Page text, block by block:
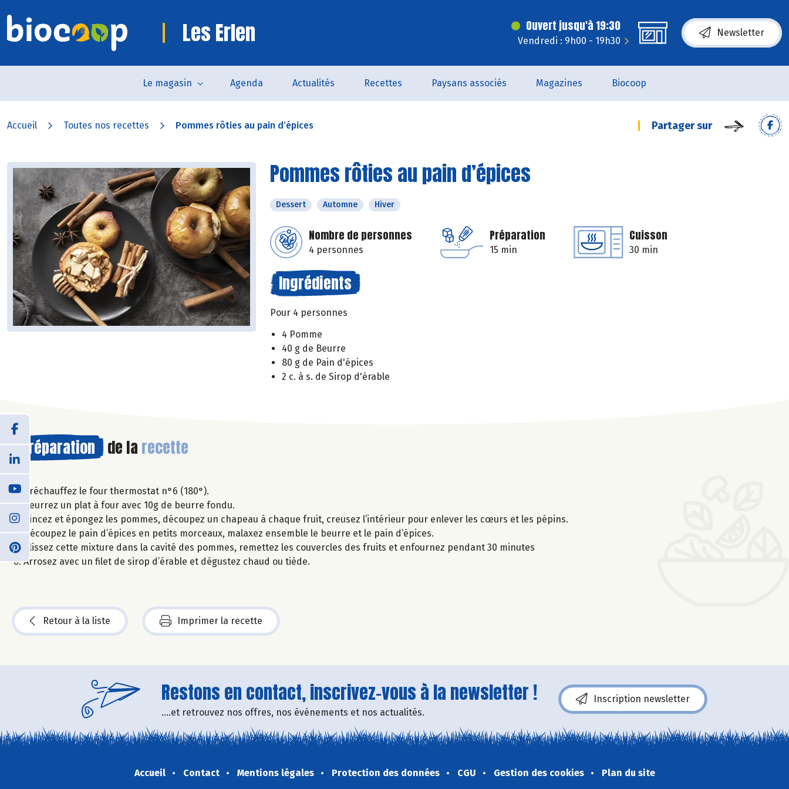
Les Erlen Ouvert jusqu'à 19:30
Vendredi : 9h00 - 19h30
Newsletter
Le magasin Agenda Actualités Recettes Paysans associés Magazines Biocoop
Accueil Toutes nos recettes Pommes rôties au pain d’épices Partager sur
Pommes rôties au pain d’épices
Dessert Automne Hiver
Nombre de personnes
4 personnes
Préparation
15 min
Cuisson
30 min
Ingrédients
Pour 4 personnes
4 Pomme
40 g de Beurre
80 g de Pain d'épices
2 c. à s. de Sirop d'érable
Préparation de la recette
Préchauffez le four thermostat n°6 (180°).
Beurrez un plat à four avec 10g de beurre fondu.
Rincez et épongez les pommes, découpez un chapeau à chaque fruit, creusez l’intérieur pour enlever les cœurs et les pépins.
Découpez le pain d’épices en petits morceaux, malaxez ensemble le beurre et le pain d’épices.
Glissez cette mixture dans la cavité des pommes, remettez les couvercles des fruits et enfournez pendant 30 minutes
Arrosez avec un filet de sirop d’érable et dégustez chaud ou tiède.
Retour à la liste Imprimer la recette
Restons en contact, inscrivez-vous à la newsletter !
....et retrouvez nos offres, nos événements et nos actualités.
Inscription newsletter
Accueil Contact Mentions légales Protection des données CGU Gestion des cookies Plan du site